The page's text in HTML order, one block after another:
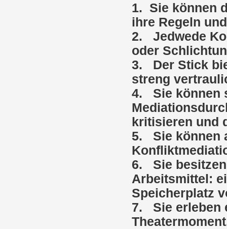
1. Sie können
ihre Regeln
2. Jedwede
oder
3. Der Stick
streng
4. Sie können
kritisieren und
5. Sie können
6. Sie
Arbeitsmittel:
Speicherplatz
7. Sie erleben